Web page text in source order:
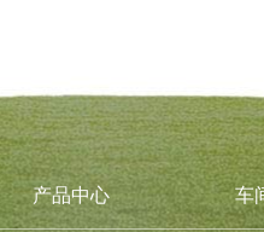
产品中心 车